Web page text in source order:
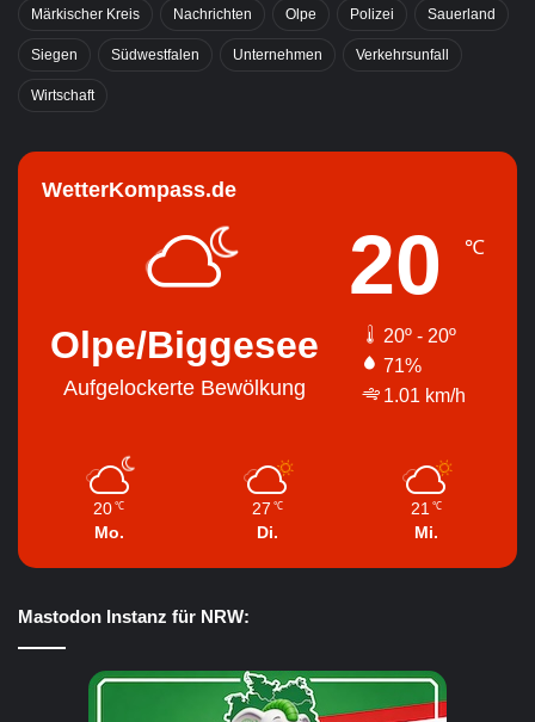
Märkischer Kreis Nachrichten Olpe Polizei Sauerland
Siegen Südwestfalen Unternehmen Verkehrsunfall
Wirtschaft
WetterKompass.de
Olpe/Biggesee
Aufgelockerte Bewölkung
20 ℃
20º - 20º
71%
1.01 km/h
20 ℃
Mo.
27 ℃
Di.
21 ℃
Mi.
Mastodon Instanz für NRW: